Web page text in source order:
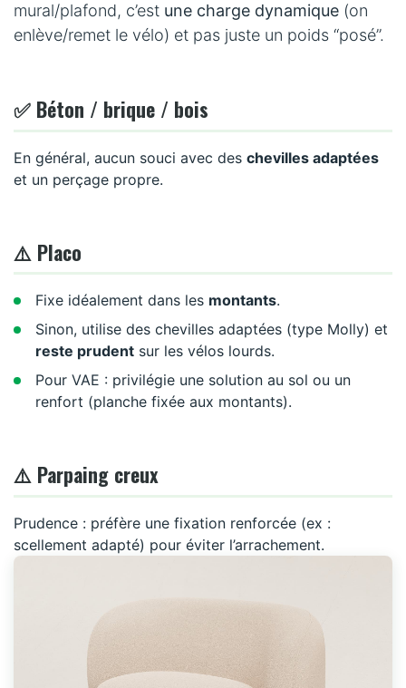
mural/plafond, c’est une charge dynamique (on
enlève/remet le vélo) et pas juste un poids “posé”.
✅ Béton / brique / bois
En général, aucun souci avec des chevilles adaptées
et un perçage propre.
⚠️ Placo
Fixe idéalement dans les montants.
Sinon, utilise des chevilles adaptées (type Molly) et
reste prudent sur les vélos lourds.
Pour VAE : privilégie une solution au sol ou un
renfort (planche fixée aux montants).
⚠️ Parpaing creux
Prudence : préfère une fixation renforcée (ex :
scellement adapté) pour éviter l’arrachement.